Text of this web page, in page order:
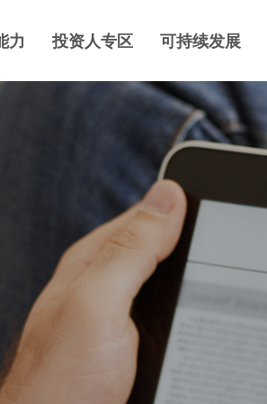
力 投资人专区 可持续发展